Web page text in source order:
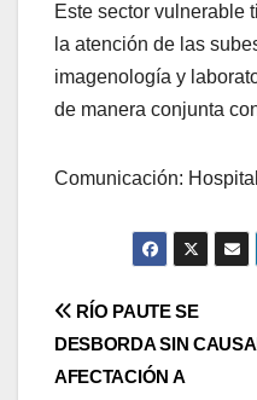
Este sector vulnerable
la atención de las
imagenología y
de manera conjunta
Comunicación:
Navegación
de
RÍO PAUTE SE
DESBORDA SIN
AFECTACIÓN A